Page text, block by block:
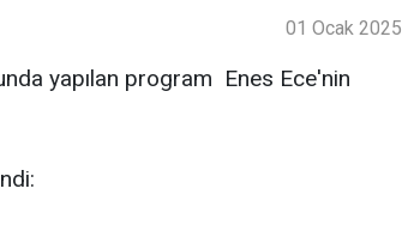
01 Ocak 2025
yapılan program Enes Ece'nin